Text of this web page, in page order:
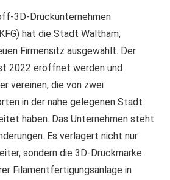
3D-Druckunternehmen
hat die Stadt Waltham,
Firmensitz ausgewählt. Der
2022 eröffnet werden und
vereinen, die von zwei
in der nahe gelegenen Stadt
haben. Das Unternehmen steht
Es verlagert nicht nur
sondern die 3D-Druckmarke
Filamentfertigungsanlage in